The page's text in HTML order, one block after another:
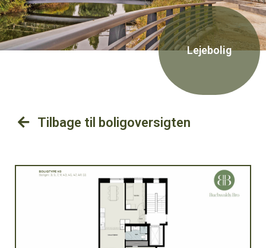
Lejebolig
Tilbage til boligoversigten